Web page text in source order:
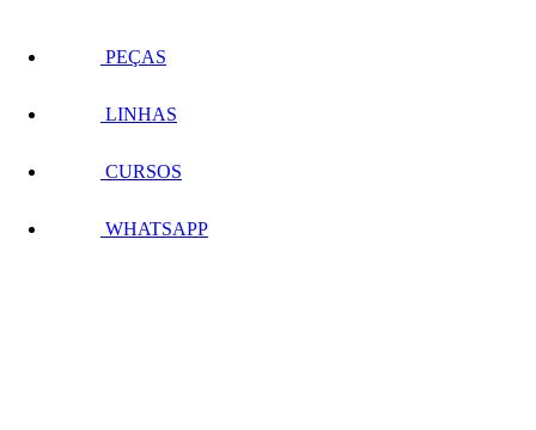
PEÇAS
LINHAS
CURSOS
WHATSAPP